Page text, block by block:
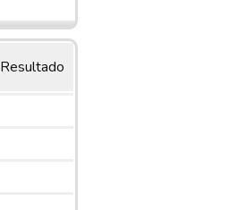
Resultado